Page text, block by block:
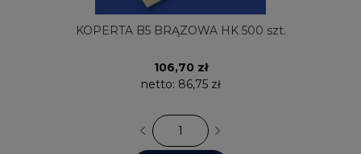
KOPERTA B5 BRĄZOWA HK 500 szt.
106,70 zł
netto: 86,75 zł